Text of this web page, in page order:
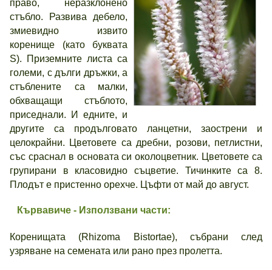
право, неразклонено
стъбло. Развива дебело,
змиевидно извито
коренище (като буквата
S). Приземните листа са
големи, с дълги дръжки, а
стъблените са малки,
обхващащи стъблото,
приседнали. И едните, и
другите са продълговато ланцетни, заострени и
целокрайни. Цветовете са дребни, розови, петлистни,
със сраснал в основата си околоцветник. Цветовете са
групирани в класовидно съцветие. Тичинките са 8.
Плодът е пристенно орехче. Цъфти от май до август.
Кървавиче - Използвани части:
Коренищата (Rhizoma Bistortae), събрани след
узряване на семената или рано през пролетта.